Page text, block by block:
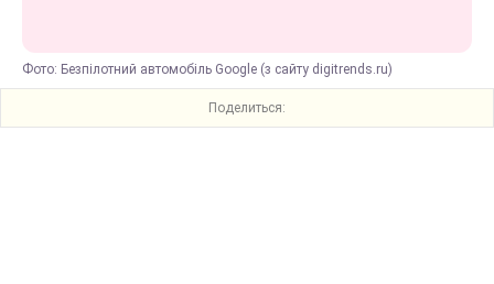
Фото: Безпілотний автомобіль Google (з сайту digitrends.ru)
Поделиться: